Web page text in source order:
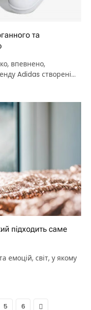
та
впевнено,
Adidas створені
підходить саме
емоцій, світ, у якому
5 6 Next